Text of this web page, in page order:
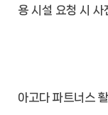
용 시설 요청 시 사
아고다 파트너스